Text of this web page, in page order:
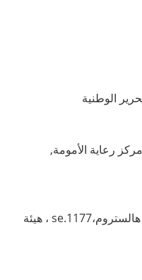
مركز رعاية الأمومة,
المصوّرة: جيني هالستروم،1177.se ، هيئة